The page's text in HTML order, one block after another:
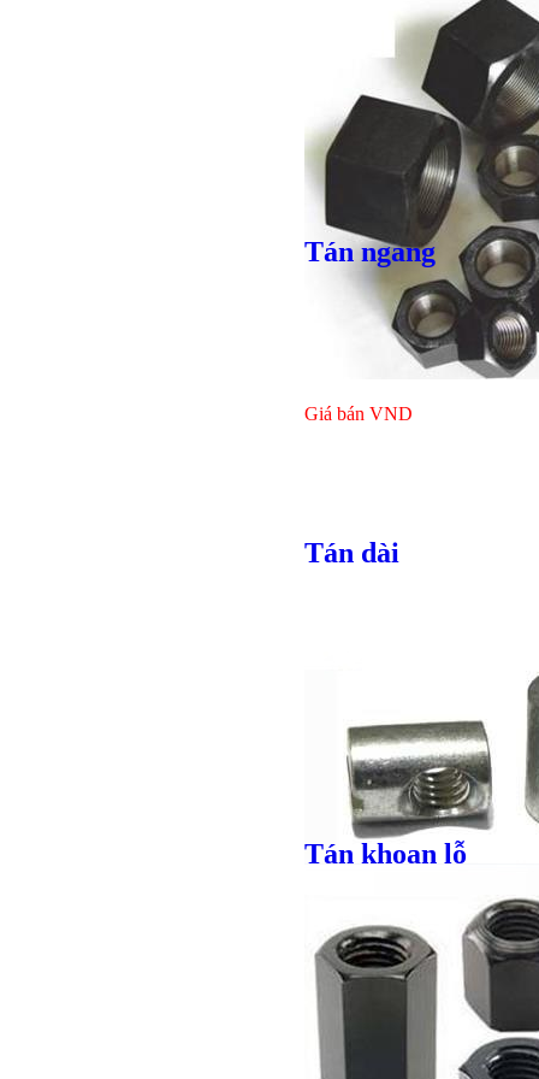
Bulong lục giác
VND
Giá bán
Giá bán VND
Tán ngang
Tán dài
Giá bánVND
Tán khoan lỗ